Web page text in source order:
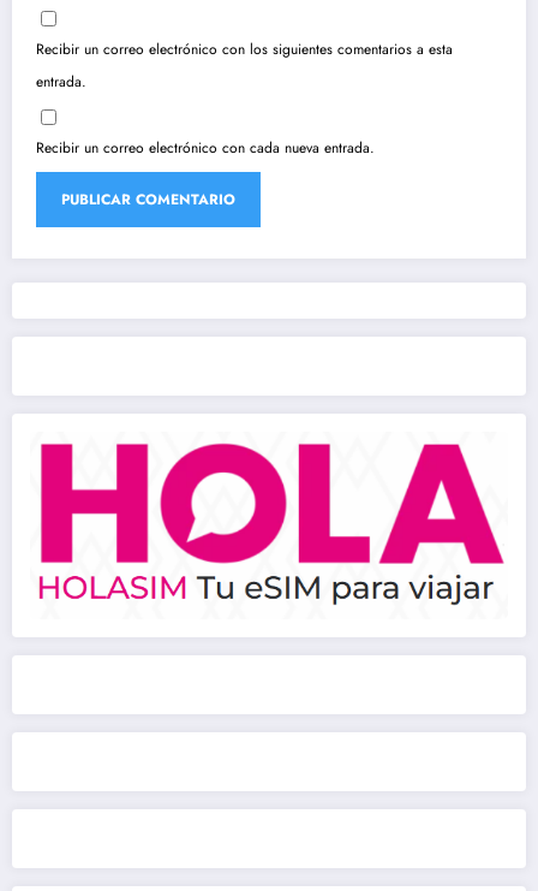
Recibir un correo electrónico con los siguientes comentarios a esta
entrada.
Recibir un correo electrónico con cada nueva entrada.